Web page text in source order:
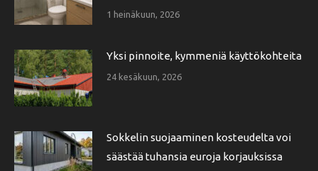
1 heinäkuun, 2026
Yksi pinnoite, kymmeniä käyttökohteita
24 kesäkuun, 2026
Sokkelin suojaaminen kosteudelta voi
säästää tuhansia euroja korjauksissa